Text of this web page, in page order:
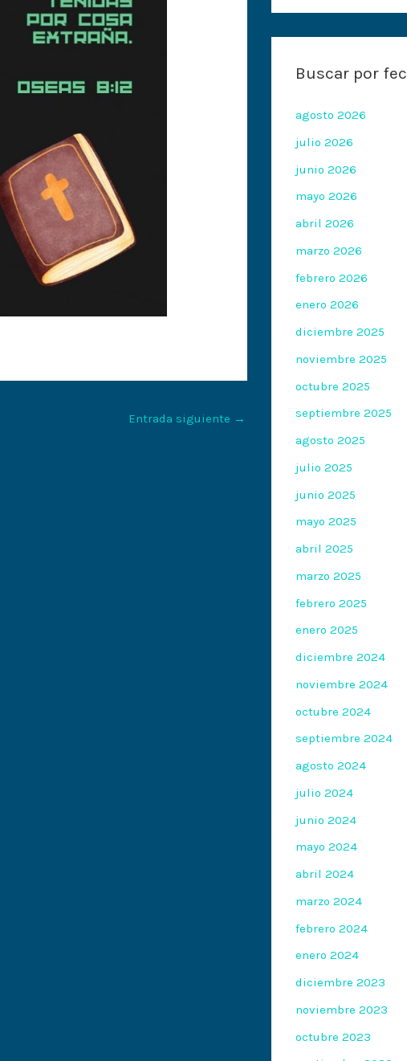
Entrada siguiente →
Buscar por
agosto 2026
julio 2026
junio 2026
mayo 2026
abril 2026
marzo 2026
febrero 2026
enero 2026
diciembre 2025
noviembre 2025
octubre 2025
septiembre 2025
agosto 2025
julio 2025
junio 2025
mayo 2025
abril 2025
marzo 2025
febrero 2025
enero 2025
diciembre 2024
noviembre 2024
octubre 2024
septiembre 2024
agosto 2024
julio 2024
junio 2024
mayo 2024
abril 2024
marzo 2024
febrero 2024
enero 2024
diciembre 2023
noviembre 2023
octubre 2023